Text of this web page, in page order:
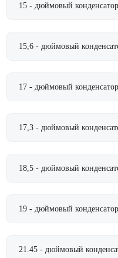
15 - дюймовый
15,6 - дюймовый
17 - дюймовый
17,3 - дюймовый
18,5 - дюймовый
19 - дюймовый
21.45 - дюймовый